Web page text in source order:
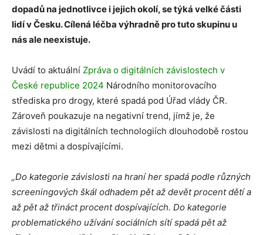
dopadů na jednotlivce i jejich okolí, se týká velké části
lidí v Česku. Cílená léčba výhradně pro tuto skupinu u
nás ale neexistuje.
Uvádí to aktuální Zpráva o digitálních závislostech v
České republice 2024 Národního monitorovacího
střediska pro drogy, které spadá pod Úřad vlády ČR.
Zároveň poukazuje na negativní trend, jímž je, že
závislosti na digitálních technologiích dlouhodobě rostou
mezi dětmi a dospívajícími.
„Do kategorie závislosti na hraní her spadá podle různých
screeningových škál odhadem pět až devět procent dětí a
až pět až třináct procent dospívajících. Do kategorie
problematického užívání sociálních sítí spadá pět až